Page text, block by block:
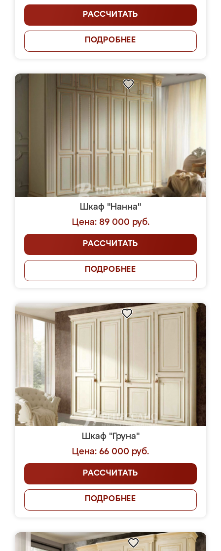
РАССЧИТАТЬ
ПОДРОБНЕЕ
Шкаф "Нанна"
Цена: 89 000 руб.
РАССЧИТАТЬ
ПОДРОБНЕЕ
Шкаф "Груна"
Цена: 66 000 руб.
РАССЧИТАТЬ
ПОДРОБНЕЕ